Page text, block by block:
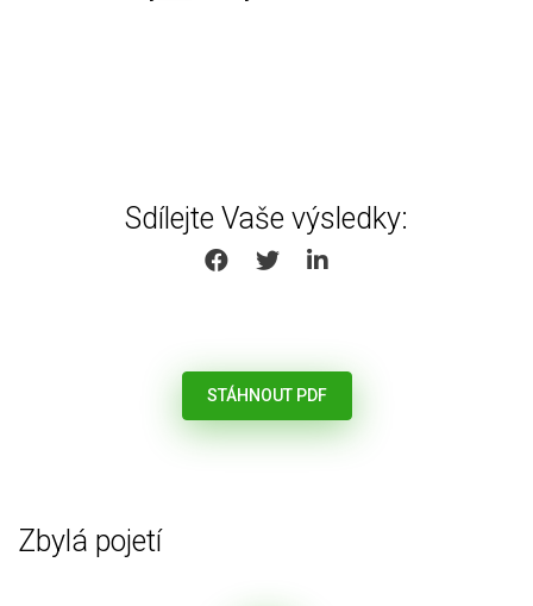
Sdílejte Vaše výsledky:
SHARE ON FACEBOOK
SHARE ON TWITTER
SHARE ON LINKEDIN
STÁHNOUT PDF
Zbylá pojetí